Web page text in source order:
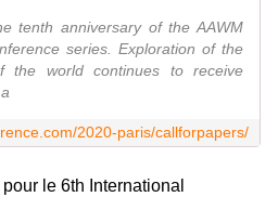
tenth anniversary of the AAWM
series. Exploration of the
the world continues to receive
2020-paris/callforpapers/
le 6th International